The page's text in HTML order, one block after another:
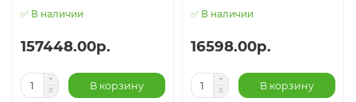
✅ В наличии
157448.00р.
В корзину
✅ В наличии
16598.00р.
В корзину